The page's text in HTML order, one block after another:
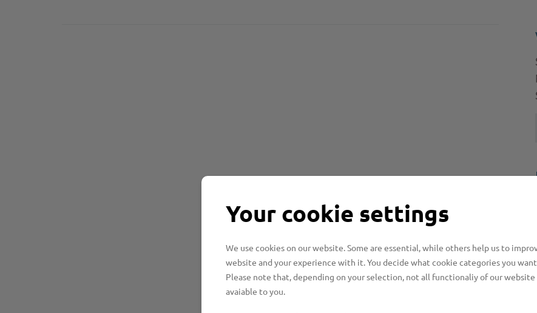
Your cookie settings
We use cookies on our website. Some are essential, while others help us to
website and your experience with it. You decide what cookie categories you
Please note that, depending on your selection, not all functionaliy of our website
avaiable to you.